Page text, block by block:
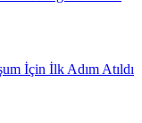
İçin İlk Adım Atıldı